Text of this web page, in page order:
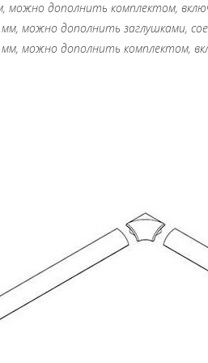
можно дополнить комплектом,
можно дополнить заглушками,
можно дополнить комплектом,